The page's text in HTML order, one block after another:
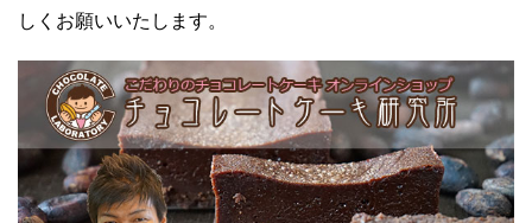
しくお願いいたします。